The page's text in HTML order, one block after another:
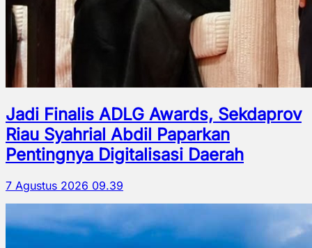
Jadi Finalis ADLG Awards, Sekdaprov
Riau Syahrial Abdil Paparkan
Pentingnya Digitalisasi Daerah
7 Agustus 2026 09.39